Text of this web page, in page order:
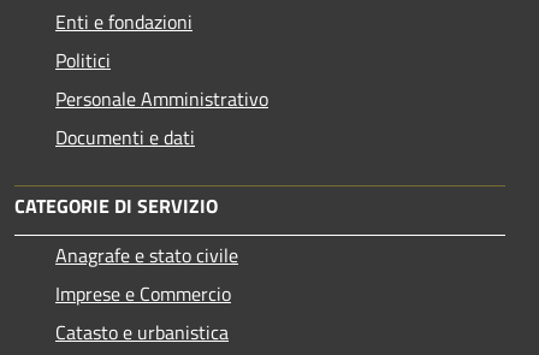
Enti e fondazioni
Politici
Personale Amministrativo
Documenti e dati
CATEGORIE DI SERVIZIO
Anagrafe e stato civile
Imprese e Commercio
Catasto e urbanistica